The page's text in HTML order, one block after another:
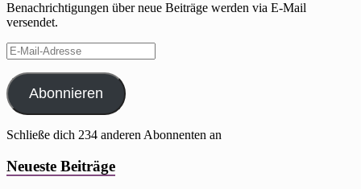
Benachrichtigungen über neue Beiträge werden via E-Mail
versendet.
E-
Mail-
Adresse
Abonnieren
Schließe dich 234 anderen Abonnenten an
Neueste Beiträge